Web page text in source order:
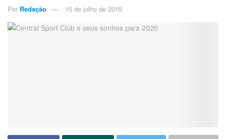
Por Redação 15 de julho de 2019